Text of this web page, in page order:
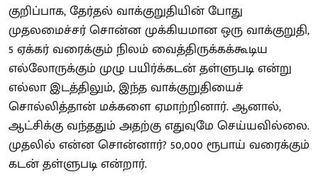
குறிப்பாக, தேர்தல் வாக்குறுதியின் போது
முதலமைச்சர் சொன்ன முக்கியமான ஒரு வாக்குறுதி,
5 ஏக்கர் வரைக்கும் நிலம் வைத்திருக்கக்கூடிய
எல்லோருக்கும் முழு பயிர்க்கடன் தள்ளுபடி என்று
எல்லா இடத்திலும், இந்த வாக்குறுதியைச்
சொல்லித்தான் மக்களை ஏமாற்றினார். ஆனால்,
ஆட்சிக்கு வந்ததும் அதற்கு எதுவுமே செய்யவில்லை.
முதலில் என்ன சொன்னார்? 50,000 ரூபாய் வரைக்கும்
கடன் தள்ளுபடி என்றார்.